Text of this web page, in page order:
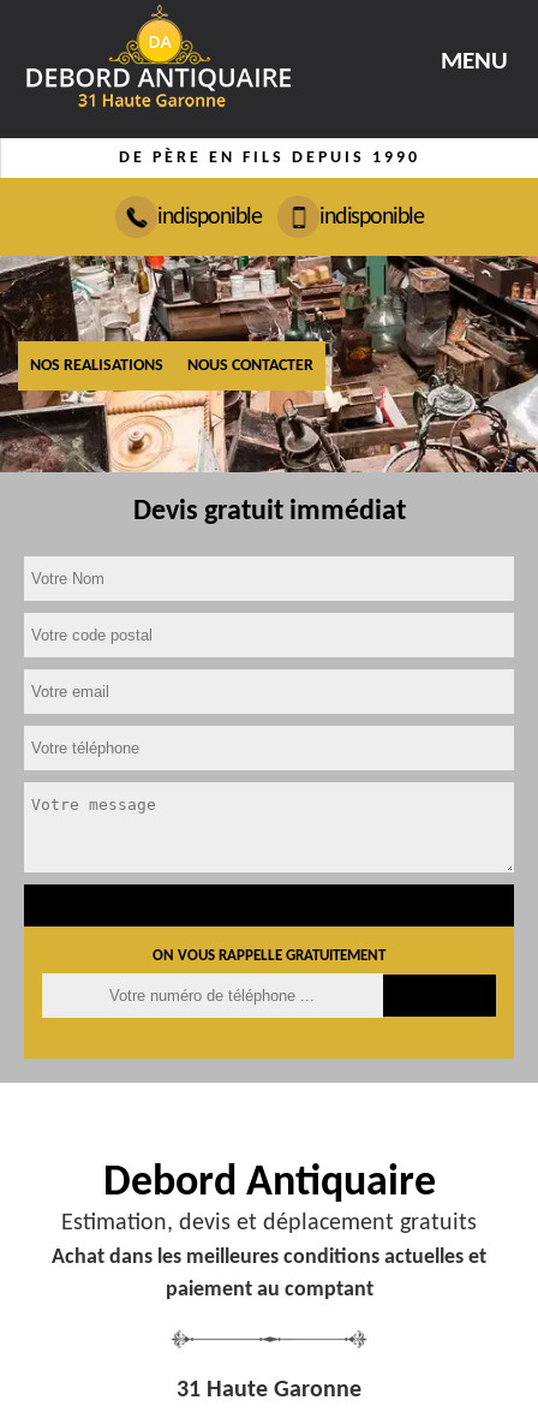
MENU
DE PÈRE EN FILS DEPUIS 1990
indisponible indisponible
NOS REALISATIONS NOUS CONTACTER
Devis gratuit immédiat
ON VOUS RAPPELLE GRATUITEMENT
Debord Antiquaire
Estimation, devis et déplacement gratuits
Achat dans les meilleures conditions actuelles et
paiement au comptant
31 Haute Garonne